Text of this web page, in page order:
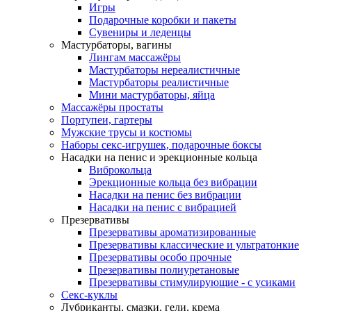
Игры
Подарочные коробки и пакеты
Сувениры и леденцы
Мастурбаторы, вагины
Лингам массажёры
Мастурбаторы нереалистичные
Мастурбаторы реалистичные
Мини мастурбаторы, яйца
Массажёры простаты
Портупеи, гартеры
Мужские трусы и костюмы
Наборы секс-игрушек, подарочные боксы
Насадки на пенис и эрекционные кольца
Виброкольца
Эрекционные кольца без вибрации
Насадки на пенис без вибрации
Насадки на пенис с вибрацией
Презервативы
Презервативы ароматизированные
Презервативы классические и ультратонкие
Презервативы особо прочные
Презервативы полиуретановые
Презервативы стимулирующие - с усиками
Секс-куклы
Лубриканты, смазки, гели, крема